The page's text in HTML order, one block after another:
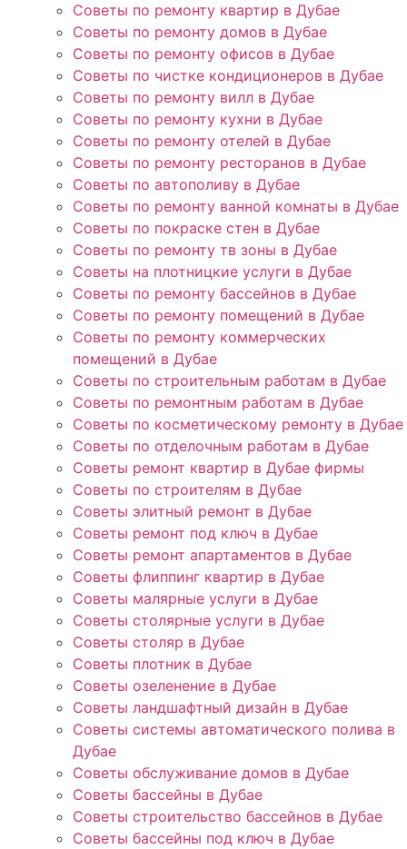
Советы по ремонту квартир в Дубае
Советы по ремонту домов в Дубае
Советы по ремонту офисов в Дубае
Советы по чистке кондиционеров в Дубае
Советы по ремонту вилл в Дубае
Советы по ремонту кухни в Дубае
Советы по ремонту отелей в Дубае
Советы по ремонту ресторанов в Дубае
Советы по автополиву в Дубае
Советы по ремонту ванной комнаты в Дубае
Советы по покраске стен в Дубае
Советы по ремонту тв зоны в Дубае
Советы на плотницкие услуги в Дубае
Советы по ремонту бассейнов в Дубае
Советы по ремонту помещений в Дубае
Советы по ремонту коммерческих
помещений в Дубае
Советы по строительным работам в Дубае
Советы по ремонтным работам в Дубае
Советы по косметическому ремонту в Дубае
Советы по отделочным работам в Дубае
Советы ремонт квартир в Дубае фирмы
Советы по строителям в Дубае
Советы элитный ремонт в Дубае
Советы ремонт под ключ в Дубае
Советы ремонт апартаментов в Дубае
Советы флиппинг квартир в Дубае
Советы малярные услуги в Дубае
Советы столярные услуги в Дубае
Советы столяр в Дубае
Советы плотник в Дубае
Советы озеленение в Дубае
Советы ландшафтный дизайн в Дубае
Советы системы автоматического полива в
Дубае
Советы обслуживание домов в Дубае
Советы бассейны в Дубае
Советы строительство бассейнов в Дубае
Советы бассейны под ключ в Дубае